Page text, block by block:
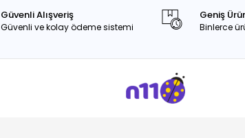
Güvenli Alışveriş
Güvenli ve kolay ödeme sistemi
Geniş
Binlerce